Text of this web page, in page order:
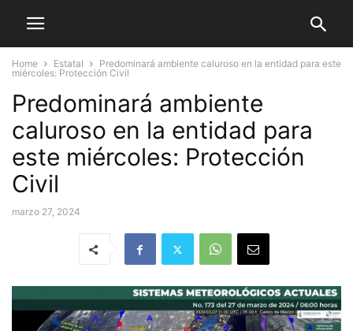
Home Estatal
Predominará ambiente caluroso en la entidad para este
miércoles: Protección Civil
Predominará ambiente
caluroso en la entidad para
este miércoles: Protección
Civil
marzo 27, 2024